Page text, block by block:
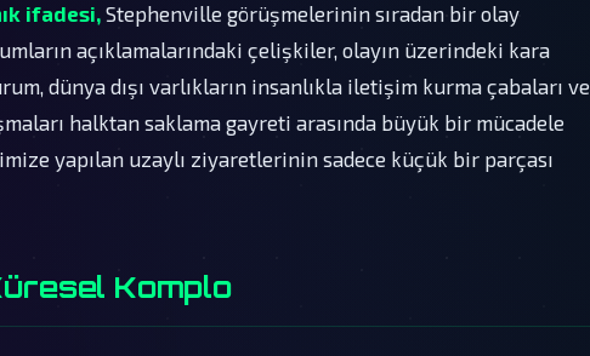
ifadesi, Stephenville görüşmelerinin sıradan bir olay
açıklamalarındaki çelişkiler, olayın üzerindeki kara
dünya dışı varlıkların insanlıkla iletişim kurma çabaları ve
halktan saklama gayreti arasında büyük bir mücadele
yapılan uzaylı ziyaretlerinin sadece küçük bir parçası
Komplo